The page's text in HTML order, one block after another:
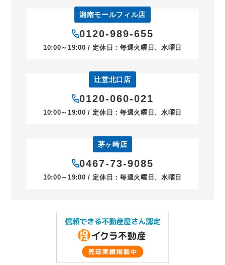
湘南モールフィル店
0120-989-655
10:00～19:00 / 定休日：毎週火曜日、水曜日
辻堂北口店
0120-060-021
10:00～19:00 / 定休日：毎週火曜日、水曜日
茅ヶ崎店
0467-73-9085
10:00～19:00 / 定休日：毎週火曜日、水曜日